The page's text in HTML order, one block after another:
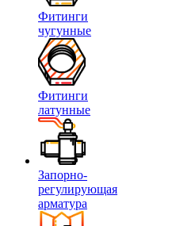
Фитинги
чугунные
Фитинги
латунные
Запорно-
регулирующая
арматура